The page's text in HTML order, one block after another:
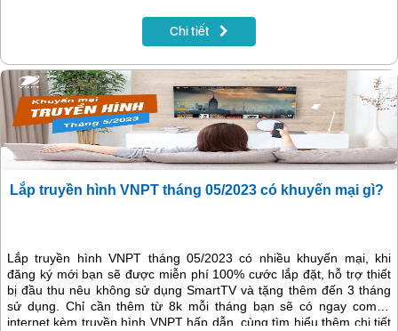
Chi tiết
Lắp truyền hình VNPT tháng 05/2023 có khuyến mại gì?
Lắp truyền hình VNPT tháng 05/2023 có nhiều khuyến mại, khi
đăng ký mới bạn sẽ được miễn phí 100% cước lắp đặt, hỗ trợ thiết
bị đầu thu nêu không sử dụng SmartTV và tặng thêm đến 3 tháng
sử dụng. Chỉ cần thêm từ 8k mỗi tháng bạn sẽ có ngay combo
internet kèm truyền hình VNPT hấp dẫn, cùng tìm hiểu thêm chi tiết